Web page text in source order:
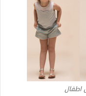
اطفال